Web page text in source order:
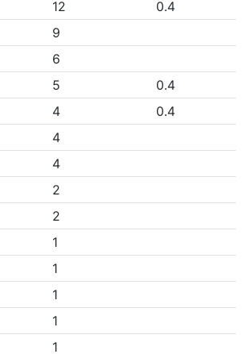
12
0.4
9
6
5
0.4
4
0.4
4
4
2
2
1
1
1
1
1